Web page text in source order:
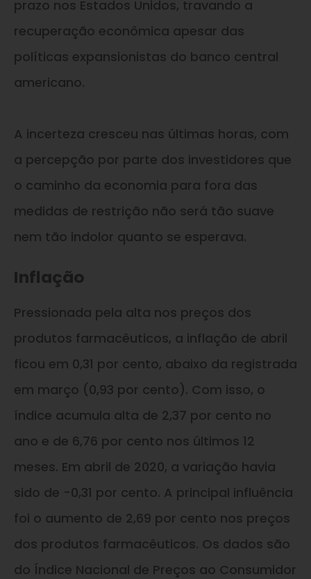
prazo nos Estados Unidos, travando a
recuperação econômica apesar das
políticas expansionistas do banco central
americano.
A incerteza cresceu nas últimas horas, com
a percepção por parte dos investidores que
o caminho da economia para fora das
medidas de restrição não será tão suave
nem tão indolor quanto se esperava.
Inflação
Pressionada pela alta nos preços dos
produtos farmacêuticos, a inflação de abril
ficou em 0,31 por cento, abaixo da registrada
em março (0,93 por cento). Com isso, o
índice acumula alta de 2,37 por cento no
ano e de 6,76 por cento nos últimos 12
meses. Em abril de 2020, a variação havia
sido de -0,31 por cento. A principal influência
foi o aumento de 2,69 por cento nos preços
dos produtos farmacêuticos. Os dados são
do Índice Nacional de Preços ao Consumidor